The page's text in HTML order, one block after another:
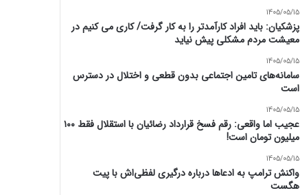
1405/05/15
پزشکیان: باید افراد کارآمدتر را به کار گرفت/ کاری می کنیم در
معیشت مردم مشکلی پیش نیاید
1405/05/15
سامانه‌های تامین اجتماعی بدون قطعی و اختلال در دسترس
است
1405/05/15
عجیب اما واقعی: رقم فسخ قرارداد رضائیان با استقلال فقط ۱۰۰
میلیون تومان است!
1405/05/15
واکنش ترامپ به ادعاها درباره درگیری لفظی‌اش با پیت
هگست